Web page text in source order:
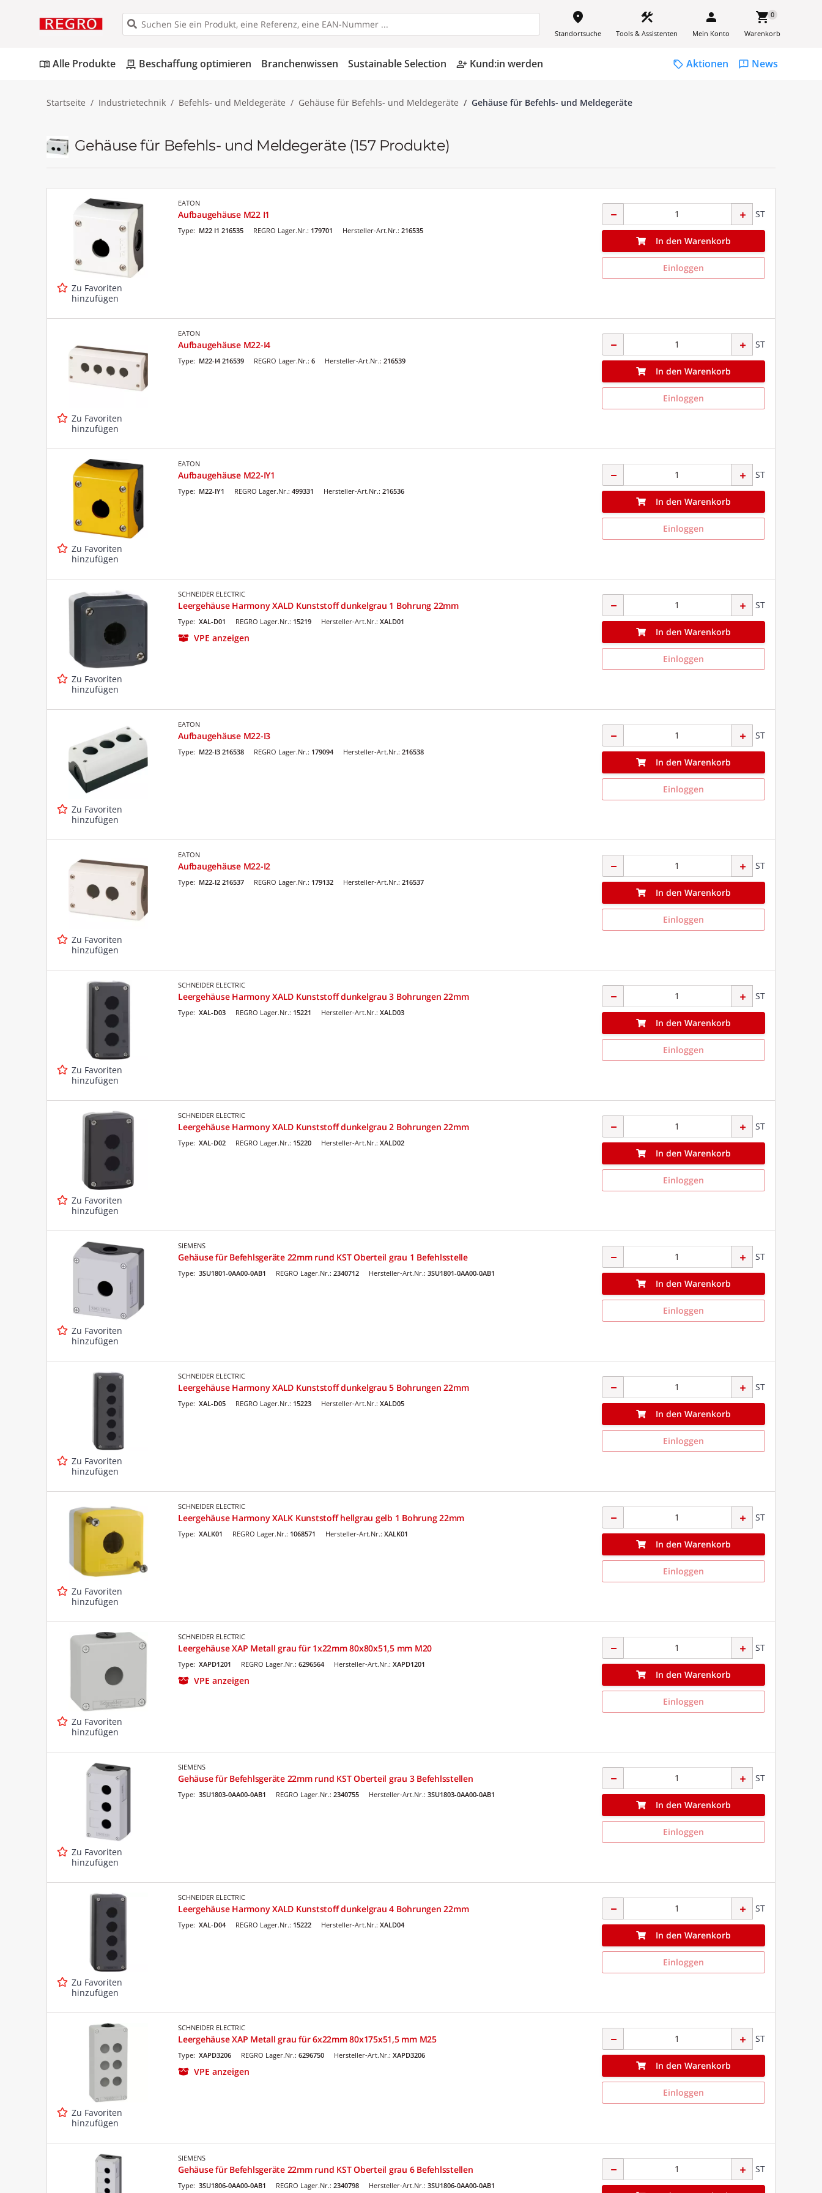
place
Standortsuche
construction
Tools & Assistenten
person
Mein Konto
shopping_cart0
Warenkorb
menu_bookAlle Produkte pallet Beschaffung optimieren Branchenwissen Sustainable Selection person_add_alt Kund:in werden sell Aktionen feedback News
Startseite Industrietechnik Befehls- und Meldegeräte Gehäuse für Befehls- und Meldegeräte Gehäuse für Befehls- und Meldegeräte
Gehäuse für Befehls- und Meldegeräte (157 Produkte)
Zu Favoriten
hinzufügen
EATON
Aufbaugehäuse M22 I1
REGRO Lager.Nr.: 179701
Type: M22 I1 216535 Hersteller-Art.Nr.: 216535
ST
In den Warenkorb
Einloggen
Zu Favoriten
hinzufügen
EATON
Aufbaugehäuse M22-I4
REGRO Lager.Nr.: 6
Type: M22-I4 216539 Hersteller-Art.Nr.: 216539
ST
In den Warenkorb
Einloggen
Zu Favoriten
hinzufügen
EATON
Aufbaugehäuse M22-IY1
REGRO Lager.Nr.: 499331
Type: M22-IY1 Hersteller-Art.Nr.: 216536
ST
In den Warenkorb
Einloggen
Zu Favoriten
hinzufügen
SCHNEIDER ELECTRIC
Leergehäuse Harmony XALD Kunststoff dunkelgrau 1 Bohrung 22mm
REGRO Lager.Nr.: 15219
Type: XAL-D01 Hersteller-Art.Nr.: XALD01
VPE anzeigen
ST
In den Warenkorb
Einloggen
Zu Favoriten
hinzufügen
EATON
Aufbaugehäuse M22-I3
REGRO Lager.Nr.: 179094
Type: M22-I3 216538 Hersteller-Art.Nr.: 216538
ST
In den Warenkorb
Einloggen
Zu Favoriten
hinzufügen
EATON
Aufbaugehäuse M22-I2
REGRO Lager.Nr.: 179132
Type: M22-I2 216537 Hersteller-Art.Nr.: 216537
ST
In den Warenkorb
Einloggen
Zu Favoriten
hinzufügen
SCHNEIDER ELECTRIC
Leergehäuse Harmony XALD Kunststoff dunkelgrau 3 Bohrungen 22mm
REGRO Lager.Nr.: 15221
Type: XAL-D03 Hersteller-Art.Nr.: XALD03
ST
In den Warenkorb
Einloggen
Zu Favoriten
hinzufügen
SCHNEIDER ELECTRIC
Leergehäuse Harmony XALD Kunststoff dunkelgrau 2 Bohrungen 22mm
REGRO Lager.Nr.: 15220
Type: XAL-D02 Hersteller-Art.Nr.: XALD02
ST
In den Warenkorb
Einloggen
Zu Favoriten
hinzufügen
SIEMENS
Gehäuse für Befehlsgeräte 22mm rund KST Oberteil grau 1 Befehlsstelle
REGRO Lager.Nr.: 2340712
Type: 3SU1801-0AA00-0AB1 Hersteller-Art.Nr.: 3SU1801-0AA00-0AB1
ST
In den Warenkorb
Einloggen
Zu Favoriten
hinzufügen
SCHNEIDER ELECTRIC
Leergehäuse Harmony XALD Kunststoff dunkelgrau 5 Bohrungen 22mm
REGRO Lager.Nr.: 15223
Type: XAL-D05 Hersteller-Art.Nr.: XALD05
ST
In den Warenkorb
Einloggen
Zu Favoriten
hinzufügen
SCHNEIDER ELECTRIC
Leergehäuse Harmony XALK Kunststoff hellgrau gelb 1 Bohrung 22mm
REGRO Lager.Nr.: 1068571
Type: XALK01 Hersteller-Art.Nr.: XALK01
ST
In den Warenkorb
Einloggen
Zu Favoriten
hinzufügen
SCHNEIDER ELECTRIC
Leergehäuse XAP Metall grau für 1x22mm 80x80x51,5 mm M20
REGRO Lager.Nr.: 6296564
Type: XAPD1201 Hersteller-Art.Nr.: XAPD1201
VPE anzeigen
ST
In den Warenkorb
Einloggen
Zu Favoriten
hinzufügen
SIEMENS
Gehäuse für Befehlsgeräte 22mm rund KST Oberteil grau 3 Befehlsstellen
REGRO Lager.Nr.: 2340755
Type: 3SU1803-0AA00-0AB1 Hersteller-Art.Nr.: 3SU1803-0AA00-0AB1
ST
In den Warenkorb
Einloggen
Zu Favoriten
hinzufügen
SCHNEIDER ELECTRIC
Leergehäuse Harmony XALD Kunststoff dunkelgrau 4 Bohrungen 22mm
REGRO Lager.Nr.: 15222
Type: XAL-D04 Hersteller-Art.Nr.: XALD04
ST
In den Warenkorb
Einloggen
Zu Favoriten
hinzufügen
SCHNEIDER ELECTRIC
Leergehäuse XAP Metall grau für 6x22mm 80x175x51,5 mm M25
REGRO Lager.Nr.: 6296750
Type: XAPD3206 Hersteller-Art.Nr.: XAPD3206
VPE anzeigen
ST
In den Warenkorb
Einloggen
SIEMENS
Gehäuse für Befehlsgeräte 22mm rund KST Oberteil grau 6 Befehlsstellen
REGRO Lager.Nr.: 2340798
Type: 3SU1806-0AA00-0AB1 Hersteller-Art.Nr.: 3SU1806-0AA00-0AB1
ST